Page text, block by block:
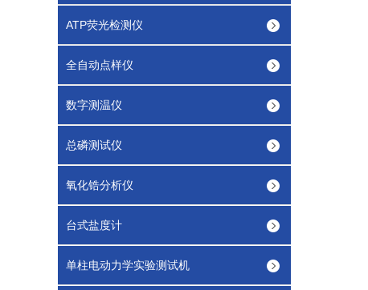
ATP荧光检测仪
全自动点样仪
数字测温仪
总磷测试仪
氧化锆分析仪
台式盐度计
单柱电动力学实验测试机